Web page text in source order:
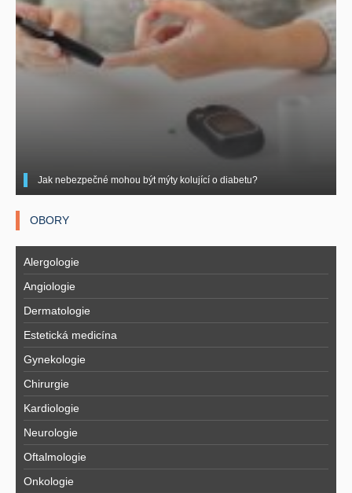
Jak nebezpečné mohou být mýty kolující o diabetu?
OBORY
Alergologie
Angiologie
Dermatologie
Estetická medicína
Gynekologie
Chirurgie
Kardiologie
Neurologie
Oftalmologie
Onkologie